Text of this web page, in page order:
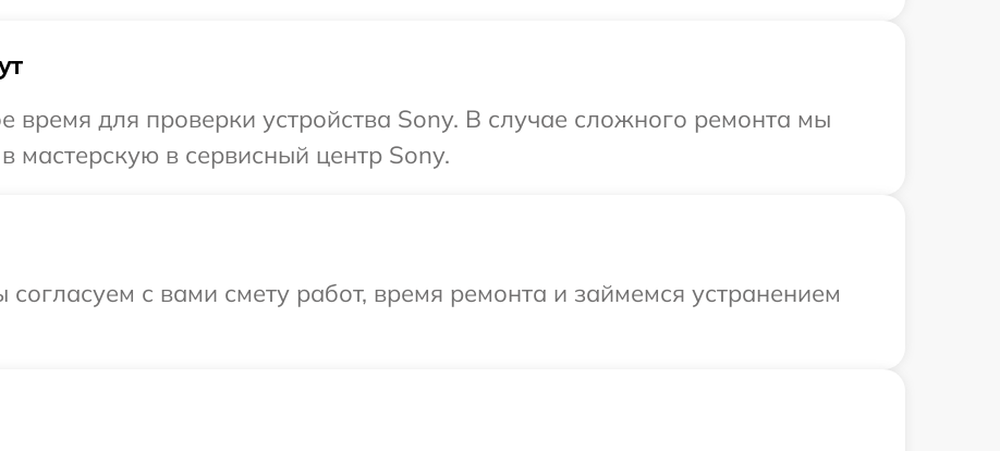
время для проверки устройства Sony. В случае сложного ремонта мы
мастерскую в сервисный центр Sony.
с вами смету работ, время ремонта и займемся устранением